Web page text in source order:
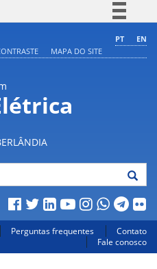
Comunica BR
Acesso à informação
Legislação
PT
EN
MAPA DO SITE
Perguntas frequentes
Contato
Fale conosco